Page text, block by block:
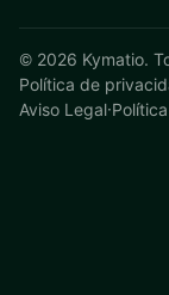
© 2026 Kymatio.
Política de
Aviso Legal·